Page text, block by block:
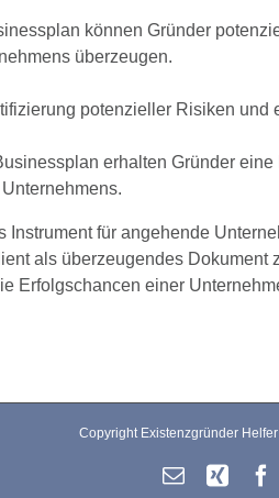
können Gründer
überzeugen.
potenzieller Risiken
erhalten Gründer
für angehende
als überzeugendes
Erfolgschancen einer
Copyright Existenzgründer Helfer
E-
Xing